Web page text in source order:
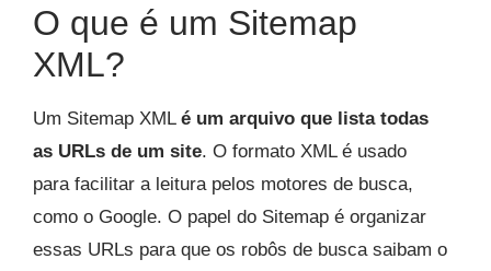
O que é um Sitemap
XML?
Um Sitemap XML é um arquivo que lista todas
as URLs de um site. O formato XML é usado
para facilitar a leitura pelos motores de busca,
como o Google. O papel do Sitemap é organizar
essas URLs para que os robôs de busca saibam o